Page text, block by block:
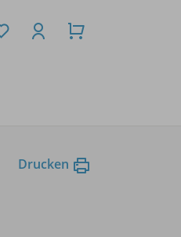
Drucken